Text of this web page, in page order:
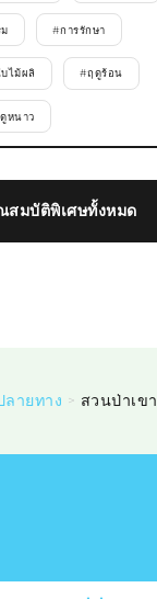
สมบัติพิเศษทั้งหมด
#การรักษา
ไม้ผลิ #ฤดูร้อน
หนาว
ายทาง สวนป่าเขา